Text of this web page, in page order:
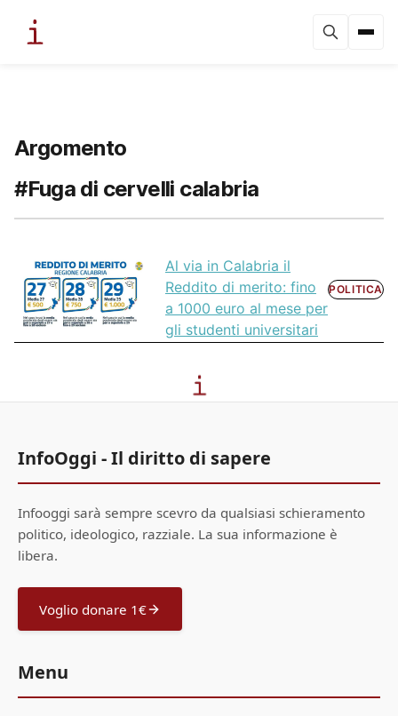
Argomento
#Fuga di cervelli calabria
Al via in Calabria il
Reddito di merito: fino
a 1000 euro al mese per
gli studenti universitari
POLITICA
InfoOggi - Il diritto di sapere
Infooggi sarà sempre scevro da qualsiasi schieramento
politico, ideologico, razziale. La sua informazione è
libera.
Voglio donare 1€
Menu